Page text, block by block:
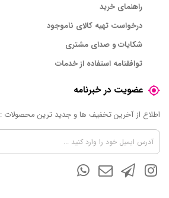
راهنمای خرید
درخواست تهیه کالای ناموجود
شکایات و صدای مشتری
توافقنامه استفاده از خدمات
عضویت در خبرنامه
اطلاع از آخرین تخفیف ها و جدید ترین محصولات :